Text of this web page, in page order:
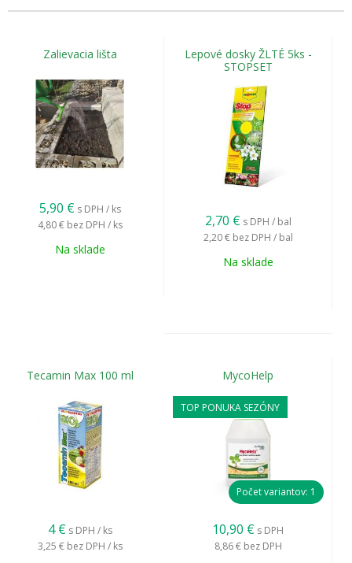
Zalievacia lišta
5,90 € s DPH / ks
4,80 € bez DPH / ks
Na sklade
Lepové dosky ŽLTÉ 5ks -
STOPSET
2,70 € s DPH / bal
2,20 € bez DPH / bal
Na sklade
Tecamin Max 100 ml
4 € s DPH / ks
3,25 € bez DPH / ks
MycoHelp
TOP PONUKA SEZÓNY
Počet variantov: 1
10,90 € s DPH
8,86 € bez DPH